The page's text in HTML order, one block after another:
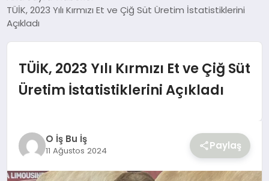
EKONOMİ
SIYASET
YAŞAM
TÜİK, 2023 Yılı Kırmızı Et ve Çiğ Süt Üretim İstatistiklerini
Açıkladı
TÜİK, 2023 Yılı Kırmızı Et ve Çiğ Süt
Üretim İstatistiklerini Açıkladı
O İş Bu İş
11 Ağustos 2024 Paylaş